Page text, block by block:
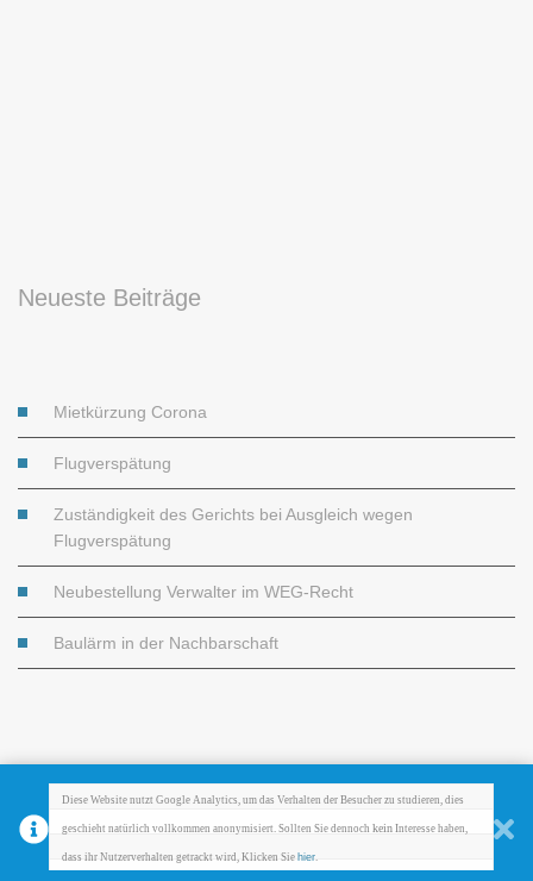
Neueste Beiträge
Mietkürzung Corona
Flugverspätung
Zuständigkeit des Gerichts bei Ausgleich wegen
Flugverspätung
Neubestellung Verwalter im WEG-Recht
Baulärm in der Nachbarschaft
© Copyright - BLP |Datenschutzerklärung|Impressum
Diese Website nutzt Google Analytics, um das Verhalten der Besucher zu studieren, dies
geschieht natürlich vollkommen anonymisiert. Sollten Sie dennoch kein Interesse haben,
dass ihr Nutzerverhalten getrackt wird, Klicken Sie hier.